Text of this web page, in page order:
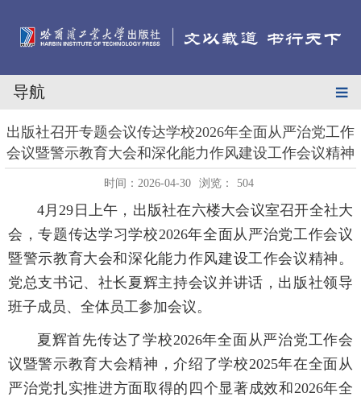
导航
出版社召开专题会议传达学校2026年全面从严治党工作
会议暨警示教育大会和深化能力作风建设工作会议精神
时间：2026-04-30 浏览： 504
4月29日上午，出版社在六楼大会议室召开全社大
会，专题传达学习学校2026年全面从严治党工作会议
暨警示教育大会和深化能力作风建设工作会议精神。
党总支书记、社长夏辉主持会议并讲话，出版社领导
班子成员、全体员工参加会议。
夏辉首先传达了学校2026年全面从严治党工作会
议暨警示教育大会精神，介绍了学校2025年在全面从
严治党扎实推进方面取得的四个显著成效和2026年全